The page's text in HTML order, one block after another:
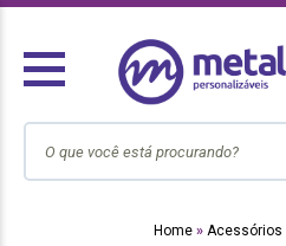
Home Acessórios